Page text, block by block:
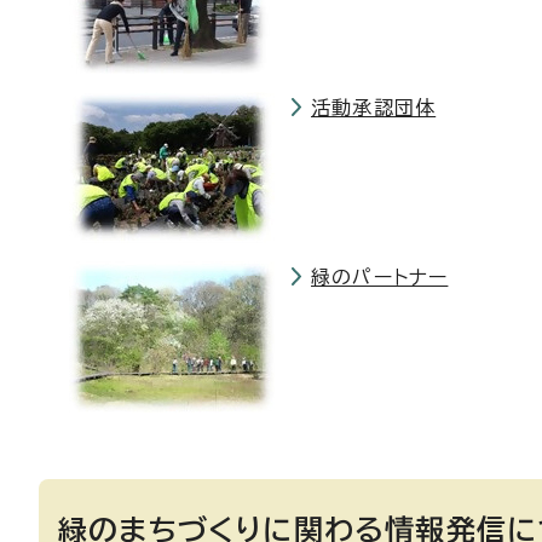
活動承認団体
緑のパートナー
緑のまちづくりに関わる情報発信